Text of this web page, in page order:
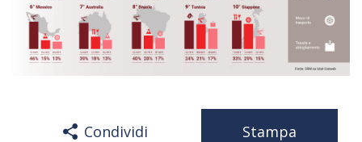
Condividi Stampa